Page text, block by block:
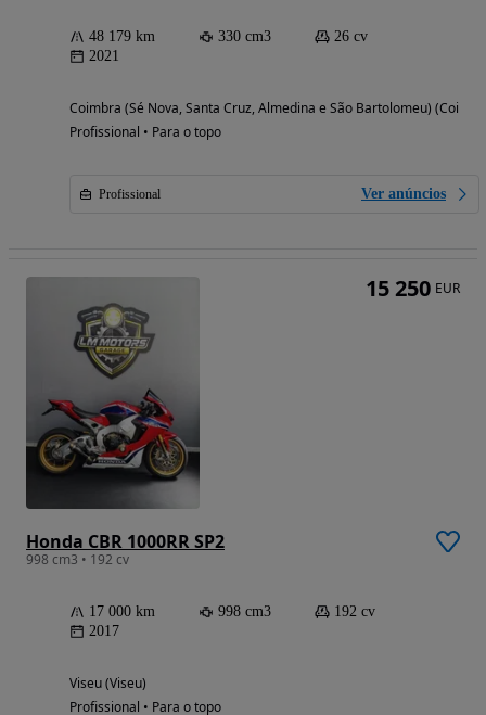
48 179 km 330 cm3
26 cv
2021
Coimbra (Sé Nova, Santa Cruz, Almedina e São Bartolomeu)
Profissional • Para o topo
Profissional Ver anúncios
Honda CBR 1000RR SP2
998 cm3 • 192 cv
17 000 km 998 cm3
192 cv
2017
Viseu (Viseu)
Profissional • Para o topo
15 250 EUR